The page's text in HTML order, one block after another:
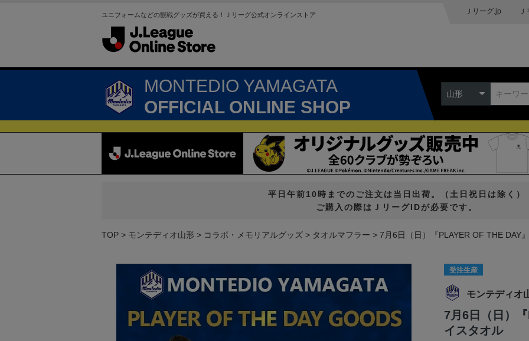
ユニフォームなどの観戦グッズが買える！Ｊリーグ公式オンラインストア Ｊリーグ.jp
MONTEDIO YAMAGATA
OFFICIAL ONLINE SHOP
山形
平日午前10時までのご注文は当日出荷。（土日祝日は除く）
ご購入の際はＪリーグIDが必要です。
TOP モンテディオ山形 コラボ・メモリアルグッズ タオルマフラー 7月6日（日）『PLAYER OF THE DAY
受注生産
モンテディオ
7月6日（日）
イスタオル